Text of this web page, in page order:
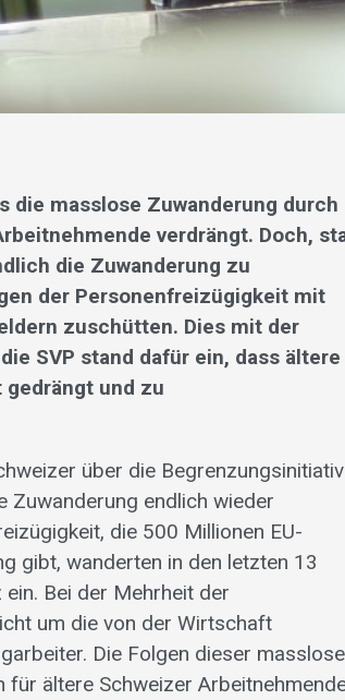
die masslose Zuwanderung durch
verdrängt. Doch,
die Zuwanderung zu
der Personenfreizügigkeit mit
zuschütten. Dies mit der
SVP stand dafür ein, dass ältere
und zu
über die
Zuwanderung endlich wieder
die 500 Millionen EU-
gibt, wanderten in den letzten 13
Bei der Mehrheit der
um die von der Wirtschaft
Die Folgen dieser
ältere Schweizer